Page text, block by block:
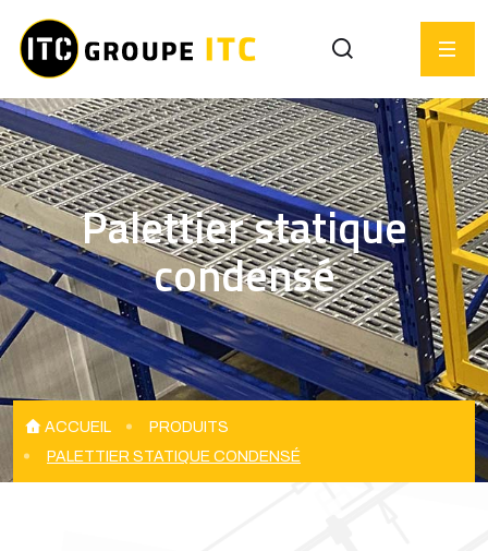
Palettier statique
condensé
ACCUEIL
PRODUITS
PALETTIER STATIQUE CONDENSÉ